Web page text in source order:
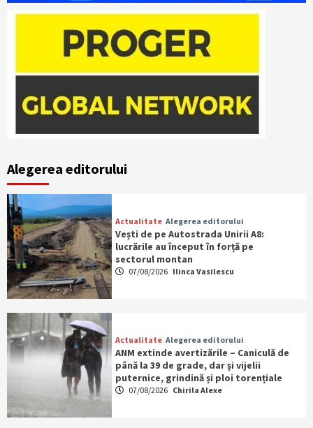
Alegerea editorului
Actualitate Alegerea editorului
Vești de pe Autostrada Unirii A8:
lucrările au început în forță pe
sectorul montan
07/08/2026 Ilinca Vasilescu
Actualitate Alegerea editorului
ANM extinde avertizările – Caniculă de
până la 39 de grade, dar și vijelii
puternice, grindină și ploi torențiale
07/08/2026 Chirila Alexe